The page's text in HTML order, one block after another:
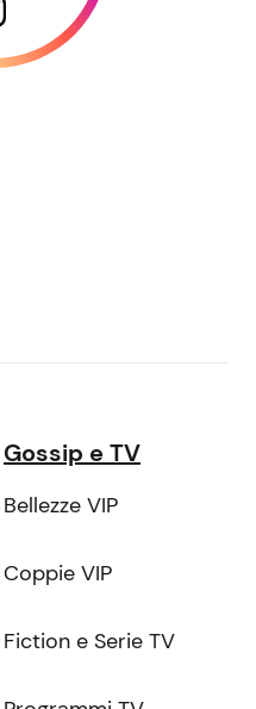
Gossip e TV
Bellezze VIP
Coppie VIP
Fiction e Serie TV